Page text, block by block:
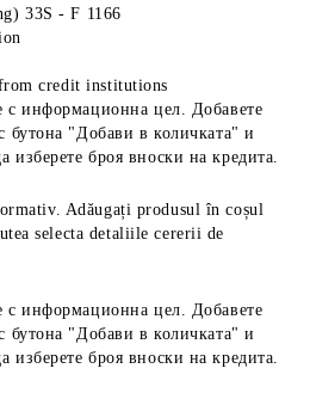
33S - F 1166
credit institutions
с информационна цел. Добавете
бутона "Добави в количката" и
броя вноски на кредита.
Adăugați produsul în coșul
selecta detaliile cererii de
с информационна цел. Добавете
бутона "Добави в количката" и
броя вноски на кредита.